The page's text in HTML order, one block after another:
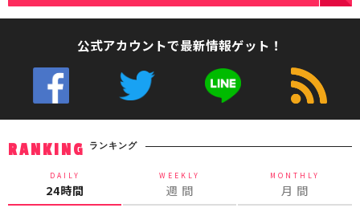
公式アカウントで最新情報ゲット！
RANKING ランキング
DAILY
24時間
WEEKLY
週 間
MONTHLY
月 間